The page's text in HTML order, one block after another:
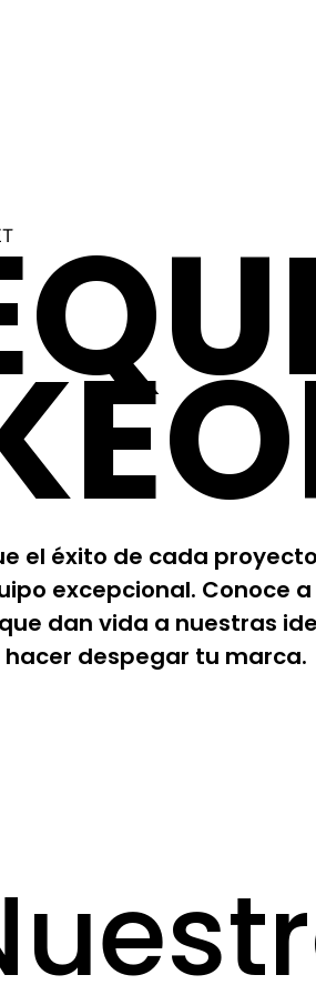
el éxito de cada
excepcional. Conoce
dan vida a nuestras
despegar tu marca.